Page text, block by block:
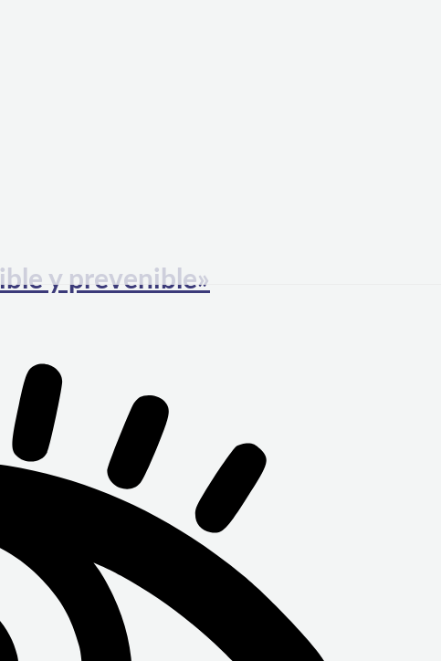
y prevenible»